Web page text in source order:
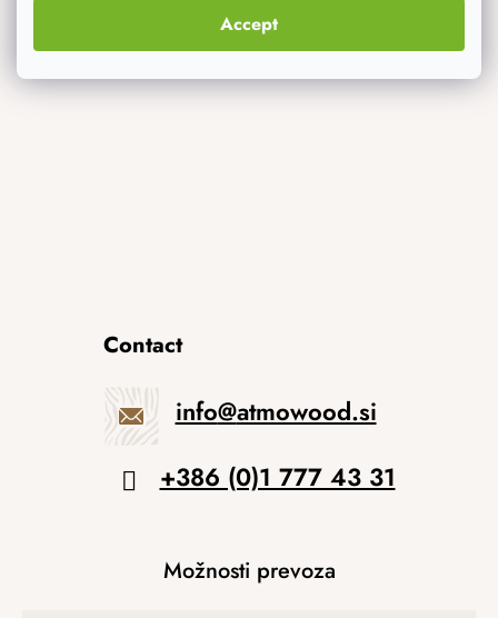
Accept
Contact
info@atmowood.si
+386 (0)1 777 43 31
Možnosti prevoza